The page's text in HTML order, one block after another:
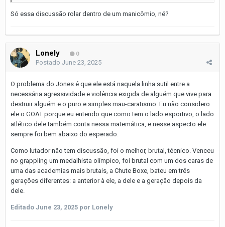
Só essa discussão rolar dentro de um manicômio, né?
Lonely 0
Postado June 23, 2025
O problema do Jones é que ele está naquela linha sutil entre a
necessária agressividade e violência exigida de alguém que vive para
destruir alguém e o puro e simples mau-caratismo. Eu não considero
ele o GOAT porque eu entendo que como tem o lado esportivo, o lado
atlético dele também conta nessa matemática, e nesse aspecto ele
sempre foi bem abaixo do esperado.
Como lutador não tem discussão, foi o melhor, brutal, técnico. Venceu
no grappling um medalhista olímpico, foi brutal com um dos caras de
uma das academias mais brutais, a Chute Boxe, bateu em três
gerações diferentes: a anterior à ele, a dele e a geração depois da
dele.
Editado June 23, 2025 por Lonely